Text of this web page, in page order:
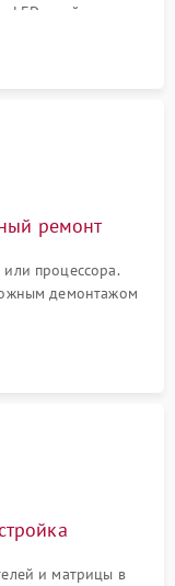
LED-драйвера и
ремонт
процессора.
демонтажом
дорожек,
и матрицы в